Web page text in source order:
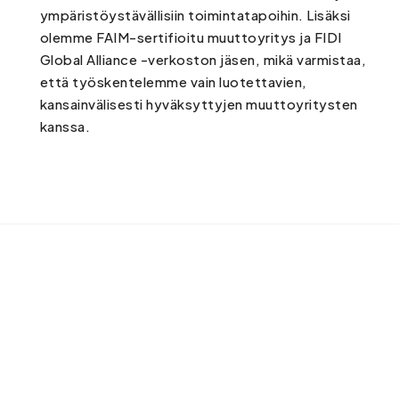
ympäristöystävällisiin toimintatapoihin. Lisäksi
olemme FAIM-sertifioitu muuttoyritys ja FIDI
Global Alliance -verkoston jäsen, mikä varmistaa,
että työskentelemme vain luotettavien,
kansainvälisesti hyväksyttyjen muuttoyritysten
kanssa.